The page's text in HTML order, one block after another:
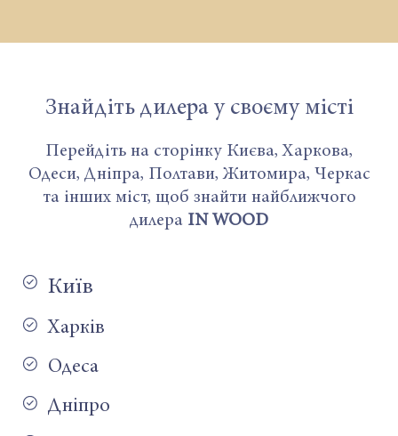
Знайдіть дилера у своєму місті
Перейдіть на сторінку Києва, Харкова,
Одеси, Дніпра, Полтави, Житомира, Черкас
та інших міст, щоб знайти найближчого
дилера IN WOOD
Київ
Харків
Одеса
Дніпро